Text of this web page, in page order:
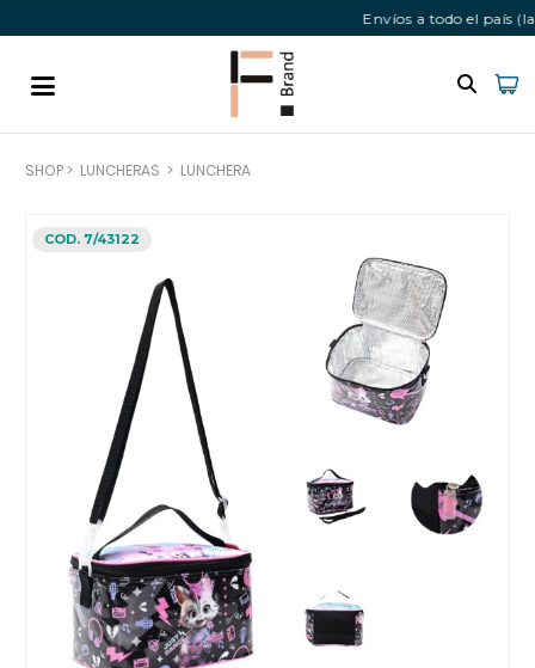
Envíos a todo el país
LUNCHERA
>
LUNCHERAS
>
SHOP
COD. 7/43122